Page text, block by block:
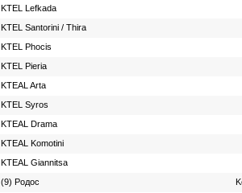
KTEL Lefkada
KTEL Santorini / Thira
ΚΤΕL Phocis
KTEL Pieria
KTEAL Arta
KTEL Syros
KTEAL Drama
KTEAL Komotini
KTEAL Giannitsa
(9) Родос